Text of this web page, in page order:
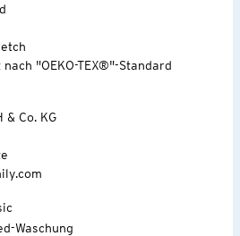
"OEKO-TEX®"-Standard
Co. KG
Waschung